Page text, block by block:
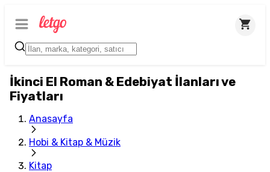
İkinci El Roman & Edebiyat İlanları ve
Fiyatları
Anasayfa
Hobi & Kitap & Müzik
Kitap